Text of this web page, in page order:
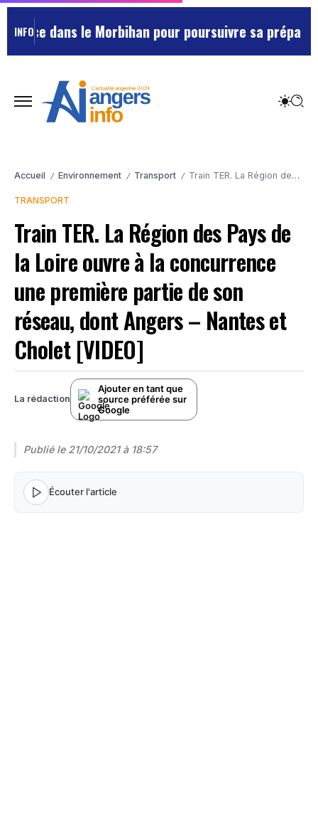
INFOdans le Morbihan pour poursuivre sa
Accueil / Environnement / Transport / Train TER. La Région des Pays de la Loire ouvre à la concurrence une première partie de son réseau, dont Angers – Nantes et Cholet [VIDEO]
TRANSPORT
Train TER. La Région des Pays de
la Loire ouvre à la concurrence
une première partie de son
réseau, dont Angers – Nantes et
Cholet [VIDEO]
La rédaction
Ajouter en tant que
source préférée sur
Google
Publié le 21/10/2021 à 18:57
Écouter l'article